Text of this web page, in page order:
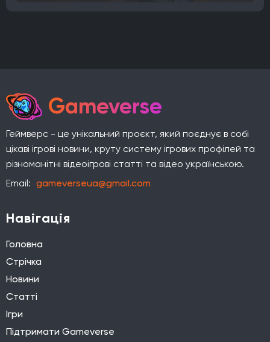
Gameverse
Геймверс - це унікальний проєкт, який поєднує в собі
цікаві ігрові новини, круту систему ігрових профілей та
різноманітні відеоігрові статті та відео українською.
Email: gameverseua@gmail.com
Навігація
Головна
Стрічка
Новини
Статті
Ігри
Підтримати Gameverse